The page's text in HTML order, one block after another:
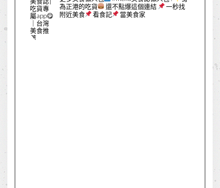
為正港的吃貨
還不點爆這個連結
一秒找
附近美食
看食記 當美食家